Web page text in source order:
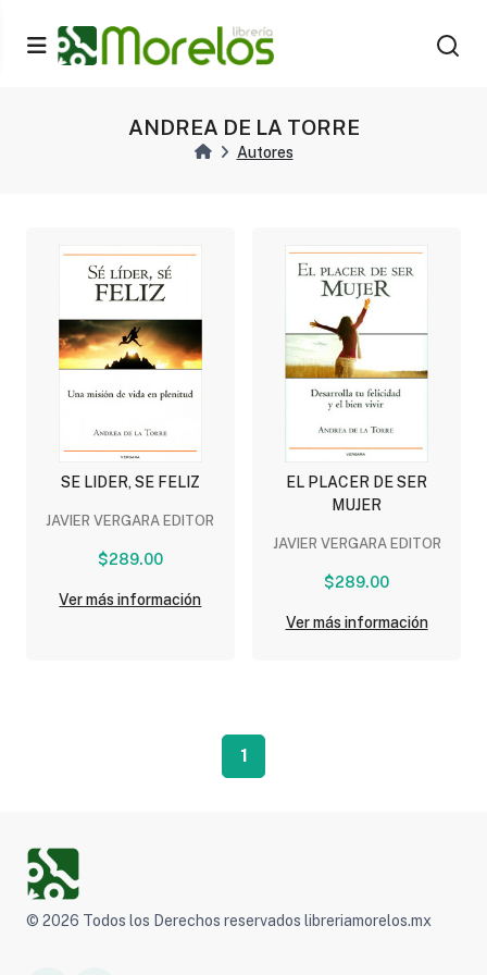
ANDREA DE LA TORRE
Autores
SE LIDER, SE FELIZ
JAVIER VERGARA EDITOR
$289.00
Ver más información
EL PLACER DE SER
MUJER
JAVIER VERGARA EDITOR
$289.00
Ver más información
1
© 2026 Todos los Derechos reservados libreriamorelos.mx